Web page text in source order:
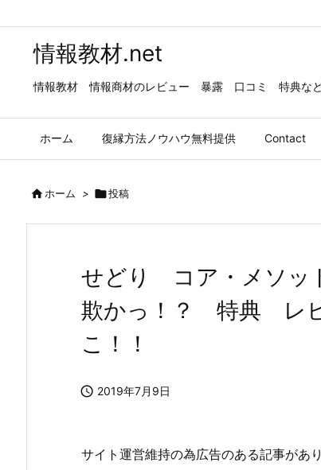
情報教材.net
情報教材 情報商材のレビュー 暴露 口コミ 特典など
ホーム 復縁方法ノウハウ無料提供 Contact
ホーム > 投稿
せどり コア・メソッ
欺かっ！？ 特典 レ
こ！！
 2019年7月9日
サイト運営維持の為広告のある記事があ